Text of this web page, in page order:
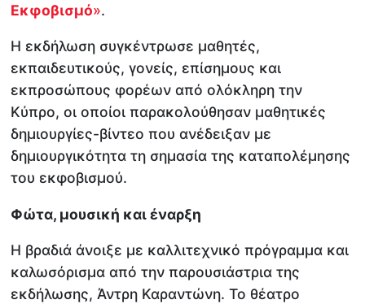
Εκφοβισμό».
Η εκδήλωση συγκέντρωσε μαθητές,
εκπαιδευτικούς, γονείς, επίσημους και
εκπροσώπους φορέων από ολόκληρη την
Κύπρο, οι οποίοι παρακολούθησαν μαθητικές
δημιουργίες-βίντεο που ανέδειξαν με
δημιουργικότητα τη σημασία της καταπολέμησης
του εκφοβισμού.
Φώτα, μουσική και έναρξη
Η βραδιά άνοιξε με καλλιτεχνικό πρόγραμμα και
καλωσόρισμα από την παρουσιάστρια της
εκδήλωσης, Άντρη Καραντώνη. Το θέατρο